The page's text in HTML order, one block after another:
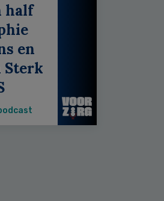
half
en
Sterk